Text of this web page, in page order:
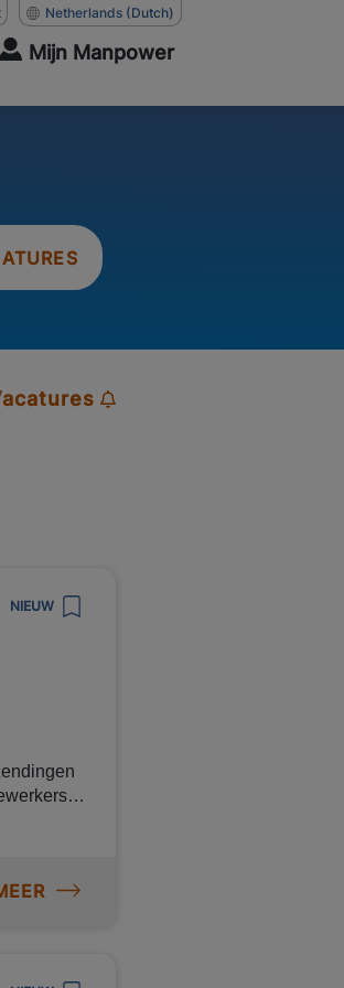
Netherlands (Dutch)
Mijn Manpower
NIEUW